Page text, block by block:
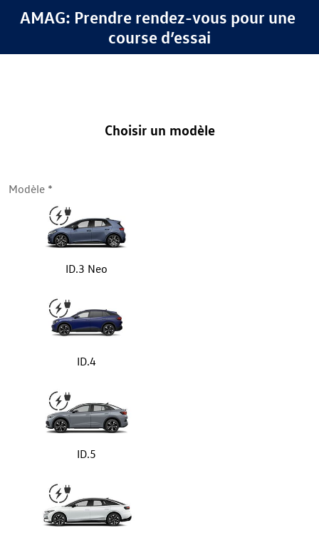
AMAG: Prendre rendez-vous pour une
course d’essai
Choisir un modèle
Modèle
ID.3 Neo
ID.4
ID.5